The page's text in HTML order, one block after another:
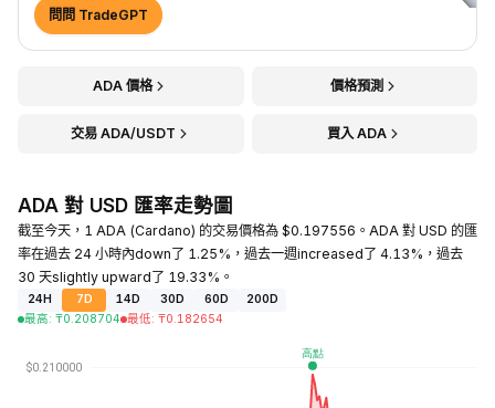
問問 TradeGPT
ADA 價格 價格預測
交易 ADA/USDT 買入 ADA
ADA 對 USD 匯率走勢圖
截至今天，1 ADA (Cardano) 的交易價格為 $0.197556。ADA 對 USD 的匯
率在過去 24 小時內down了 1.25%，過去一週increased了 4.13%，過去
30 天slightly upward了 19.33%。
24H 7D 14D 30D 60D
200D
最高: ₸0.208704 最低: ₸0.182654